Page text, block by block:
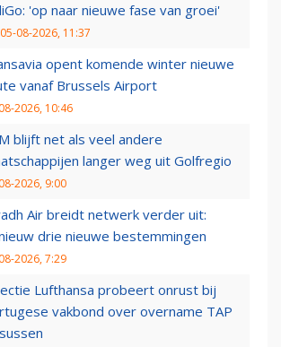
'op naar nieuwe fase van groei'
05-08-2026, 11:37
opent komende winter nieuwe
vanaf Brussels Airport
2026, 10:46
blijft net als veel andere
langer weg uit Golfregio
2026, 9:00
Air breidt netwerk verder uit:
drie nieuwe bestemmingen
2026, 7:29
Lufthansa probeert onrust bij
vakbond over overname TAP